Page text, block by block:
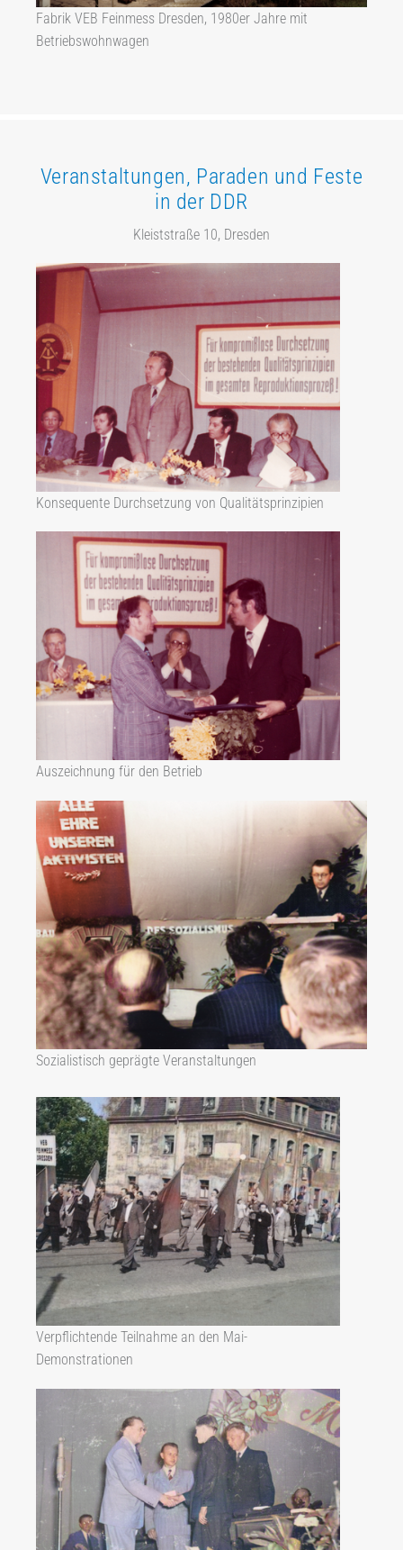
Fabrik VEB Feinmess Dresden, 1980er Jahre mit
Betriebswohnwagen
Veranstaltungen, Paraden und Feste
in der DDR
Kleiststraße 10, Dresden
Konsequente Durchsetzung von Qualitätsprinzipien
Auszeichnung für den Betrieb
Sozialistisch geprägte Veranstaltungen
Verpflichtende Teilnahme an den Mai-
Demonstrationen